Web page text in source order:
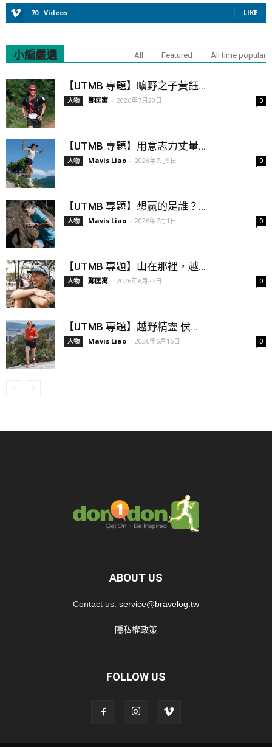
70 Videos LIKE
小編嚴選 All Featured All time popular
【UTMB 專題】曠野之子黃鈺...
人物 鄭匡寓 - 2026年7月20日 0
【UTMB 專題】用意志力丈量...
人物 Mavis Liao - 2026年7月9日 0
【UTMB 專題】想贏的是誰？...
人物 Mavis Liao - 2026年7月1日 0
【UTMB 專題】山在那裡，越...
人物 鄭匡寓 - 2026年6月27日 0
【UTMB 專題】越野精靈 侯...
人物 Mavis Liao - 2026年6月16日 0
ABOUT US
Contact us: service@bravelog.tw
隱私權政策
FOLLOW US